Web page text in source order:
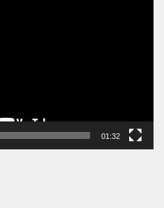
01:32